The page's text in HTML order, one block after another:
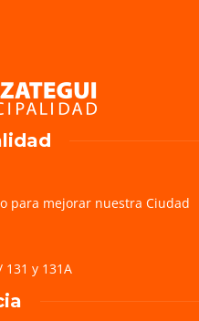
para mejorar nuestra Ciudad
131 y 131A